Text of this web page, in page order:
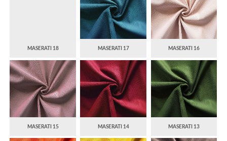
MASERATI 18 MASERATI 17 MASERATI 16
MASERATI 15 MASERATI 14 MASERATI 13